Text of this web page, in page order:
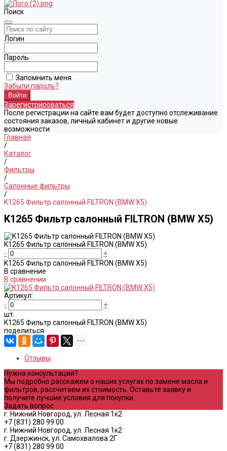
Поиск
Логин
Пароль
Запомнить меня
Забыли пароль?
Зарегистрироваться
После регистрации на сайте вам будет доступно отслеживание
состояния заказов, личный кабинет и другие новые
возможности
Главная
/
Каталог
/
Фильтры
/
Салонные фильтры
/
K1265 Фильтр салонный FILTRON (BMW X5)
K1265 Фильтр салонный FILTRON (BMW X5)
K1265 Фильтр салонный FILTRON (BMW X5)
-
+
K1265 Фильтр салонный FILTRON (BMW X5)
В сравнение
В сравнении
Артикул:
-
+
шт.
K1265 Фильтр салонный FILTRON (BMW X5)
поделиться
Отзывы
Нужна консультация?
Мы подробно расскажем о наших услугах по замене масла и
фильтров, рассчитаем их стоимость. Оставьте заявку и
получите лучшие условия для покупки.
Задать вопрос
г. Нижний Новгород, ул. Лесная 1к2
+7 (831) 280 99 00
г. Нижний Новгород, ул. Лесная 1к2
г. Дзержинск, ул. Самохвалова 2Г
+7 (831) 280 99 00